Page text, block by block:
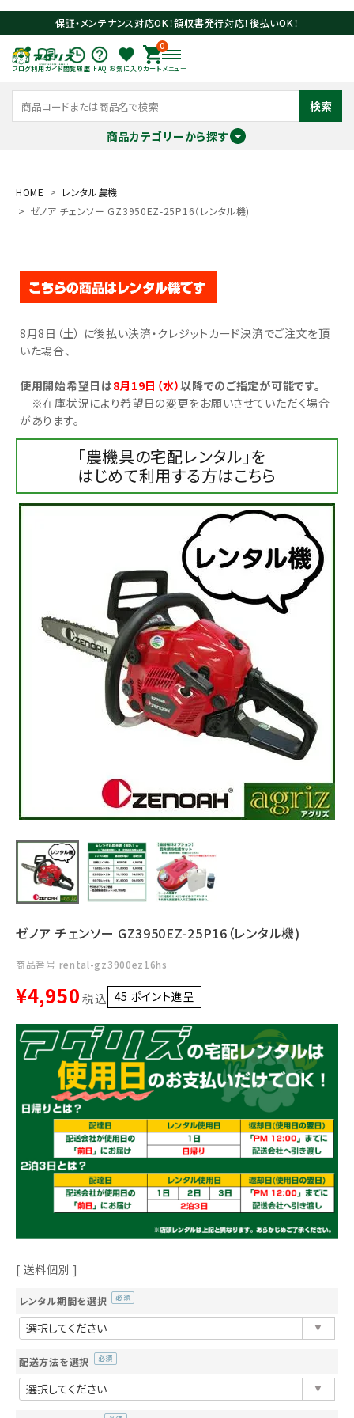
保証・メンテナンス対応OK！領収書発行対応！後払いOK！
ブログ利用ガイド閲覧履歴 FAQ お気に入り
0
カート メニュー
検索
商品カテゴリーから探す
meeting_room ログイン
お気に入り一覧
閲覧履歴一覧
農業資材
レンタル
FAQ
メールでのお問い合わせ
info@agriz.net
FAXでのご注文
HOME
レンタル農機
ゼノア チェンソー GZ3950EZ-25P16（レンタル機)
8月8日（土） に後払い決済・クレジットカード決済でご注文を頂
いた場合、
使用開始希望日は8月19日（水）以降でのご指定が可能です。
※在庫状況により希望日の変更をお願いさせていただく場合
があります。
「農機具の宅配レンタル」を
はじめて利用する方はこちら
ゼノア チェンソー GZ3950EZ-25P16（レンタル機)
商品番号 rental-gz3900ez16hs
¥4,950 税込 45 ポイント進呈 ]
送料個別
レンタル期間を選択
配送方法を選択
須)